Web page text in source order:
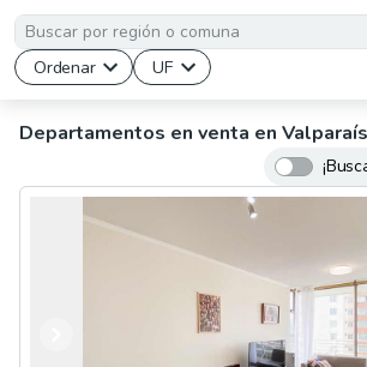
Ordenar UF
Departamentos en venta en